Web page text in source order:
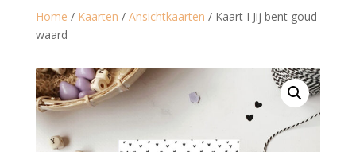
Home / Kaarten / Ansichtkaarten / Kaart I Jij bent goud
waard